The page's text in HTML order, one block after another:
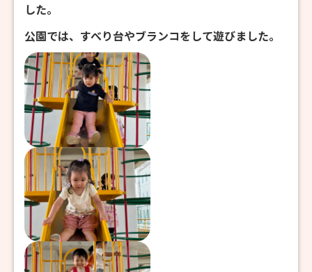
した。
公園では、すべり台やブランコをして遊びました。